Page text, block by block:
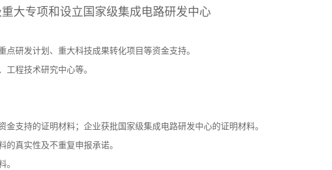
大专项和设立国家级集成电路研发中心
点研发计划、重大科技成果转化项目等资金支持。
工程技术研究中心等。
金支持的证明材料；企业获批国家级集成电路研发中心的证明材料。
的真实性及不重复申报承诺。
。